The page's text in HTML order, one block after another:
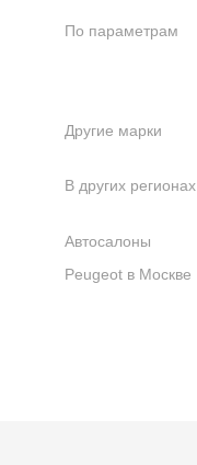
По параметрам
Другие марки
В других регионах
Автосалоны
Peugeot в Москве